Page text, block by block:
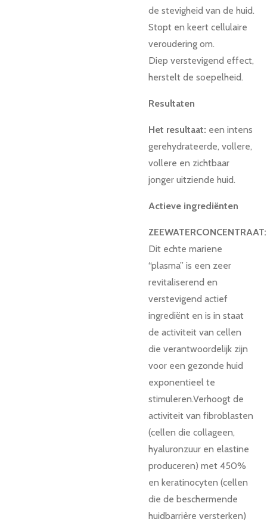
de stevigheid van de huid.
Stopt en keert cellulaire
veroudering om.
Diep verstevigend effect,
herstelt de soepelheid.
Resultaten
Het resultaat: een intens
gerehydrateerde, vollere,
vollere en zichtbaar
jonger uitziende huid.
Actieve ingrediënten
ZEEWATERCONCENTRAAT:
Dit echte mariene
“plasma” is een zeer
revitaliserend en
verstevigend actief
ingrediënt en is in staat
de activiteit van cellen
die verantwoordelijk zijn
voor een gezonde huid
exponentieel te
stimuleren.Verhoogt de
activiteit van fibroblasten
(cellen die collageen,
hyaluronzuur en elastine
produceren) met 450%
en keratinocyten (cellen
die de beschermende
huidbarrière versterken)